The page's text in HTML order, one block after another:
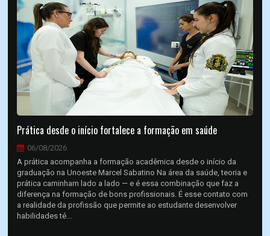
Prática desde o início fortalece a formação em saúde
06/08/2026
A prática acompanha a formação acadêmica desde o início da
graduação na Unoeste Marcel Sabatino Na área da saúde, teoria e
prática caminham lado a lado — e é essa combinação que faz a
diferença na formação de bons profissionais. É esse contato com
a realidade da profissão que permite ao estudante desenvolver
habilidades té...